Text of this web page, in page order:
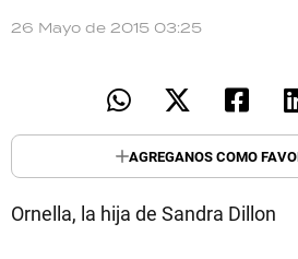
26 Mayo de 2015 03:25
AGREGANOS COMO
Ornella, la hija de Sandra Dillon
PALABRAS
HORÓSCOPO